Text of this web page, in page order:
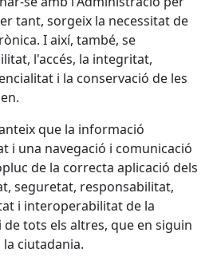
tant, sorgeix la necessitat de
I així, també, se
l'accés, la integritat,
i la conservació de les
que la informació
i una navegació i comunicació
de la correcta aplicació dels
seguretat, responsabilitat,
i interoperabilitat de la
tots els altres, que en siguin
ciutadania.